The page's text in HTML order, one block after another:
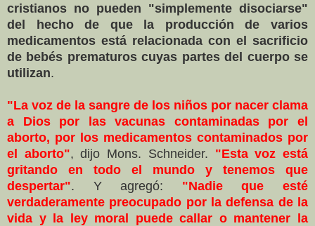
cristianos no pueden "simplemente disociarse"
del hecho de que la producción de varios
medicamentos está relacionada con el sacrificio
de bebés prematuros cuyas partes del cuerpo se
utilizan.
"La voz de la sangre de los niños por nacer clama
a Dios por las vacunas contaminadas por el
aborto, por los medicamentos contaminados por
el aborto", dijo Mons. Schneider. "Esta voz está
gritando en todo el mundo y tenemos que
despertar". Y agregó: "Nadie que esté
verdaderamente preocupado por la defensa de la
vida y la ley moral puede callar o mantener la